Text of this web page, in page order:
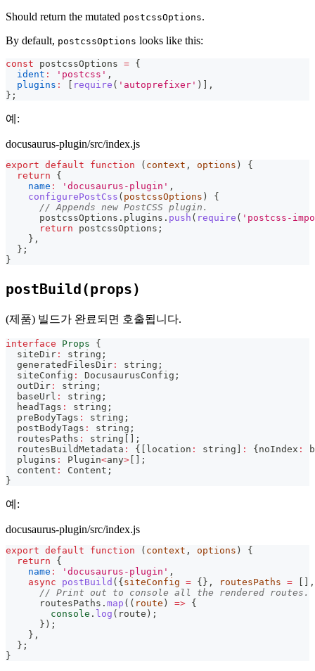
Should return the mutated postcssOptions.
By default, postcssOptions looks like this:
const postcssOptions = {
ident : 'postcss' ,
plugins : require ( 'autoprefixer' )
,
} ;
예:
docusaurus-plugin/src/index.js
export default function ( context , options )
{
return
{
name : 'docusaurus-plugin' ,
configurePostCss ( postcssOptions )
{
// Appends new PostCSS plugin.
      postcssOptions
. plugins . push ( require ( 'postcss-
return postcssOptions ;
} ,
} ;
}
postBuild(props)
(제품) 빌드가 완료되면 호출됩니다.
interface Props
{
  siteDir
: string ;
  generatedFilesDir
: string ;
  siteConfig
: DocusaurusConfig ;
  outDir
: string ;
  baseUrl
: string ;
  headTags
: string ;
  preBodyTags
: string ;
  postBodyTags
: string ;
  routesPaths
: string
;
  routesBuildMetadata
: { location : string : { noIndex :
  plugins
: Plugin<any>
;
  content
: Content ;
}
예:
docusaurus-plugin/src/index.js
export default function ( context , options )
{
return
{
name : 'docusaurus-plugin' ,
async
postBuild ( { siteConfig = { } , routesPaths =
,
// Print out to console all the rendered routes.
      routesPaths
. map ( ( route ) => {
console . log ( route ) ;
} ) ;
} ,
} ;
}